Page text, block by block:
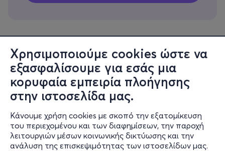
Χρησιμοποιούμε cookies ώστε να
εξασφαλίσουμε για εσάς μια
κορυφαία εμπειρία πλοήγησης
στην ιστοσελίδα μας.
Κάνουμε χρήση cookies με σκοπό την εξατομίκευση
του περιεχομένου και των διαφημίσεων, την παροχή
λειτουργιών μέσων κοινωνικής δικτύωσης και την
ανάλυση της επισκεψιμότητας των ιστοσελίδων μας.
Πληροφορίες
Υποστήριξη
Stay Connected